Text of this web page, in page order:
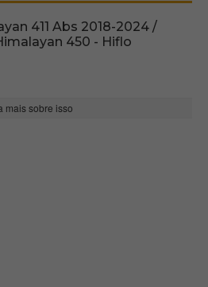
411 Abs 2018-2024 /
450 - Hiflo
mais sobre isso